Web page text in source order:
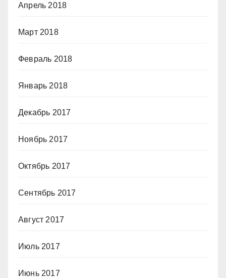
Апрель 2018
Март 2018
Февраль 2018
Январь 2018
Декабрь 2017
Ноябрь 2017
Октябрь 2017
Сентябрь 2017
Август 2017
Июль 2017
Июнь 2017